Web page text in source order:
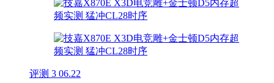
评测 3 06.22